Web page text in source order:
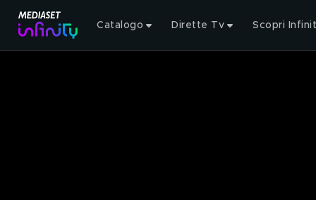
Catalogo Dirette Tv Scopri